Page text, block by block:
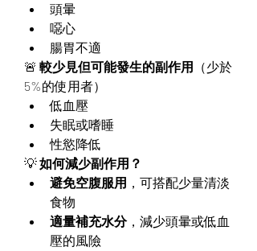
頭暈
噁心
腸胃不適
🚨 較少見但可能發生的副作用 （少於
5%的使用者）
低血壓
失眠或嗜睡
性慾降低
💡 如何減少副作用？
避免空腹服用 ，可搭配少量清淡
食物
適量補充水分，減少頭暈或低血
壓的風險